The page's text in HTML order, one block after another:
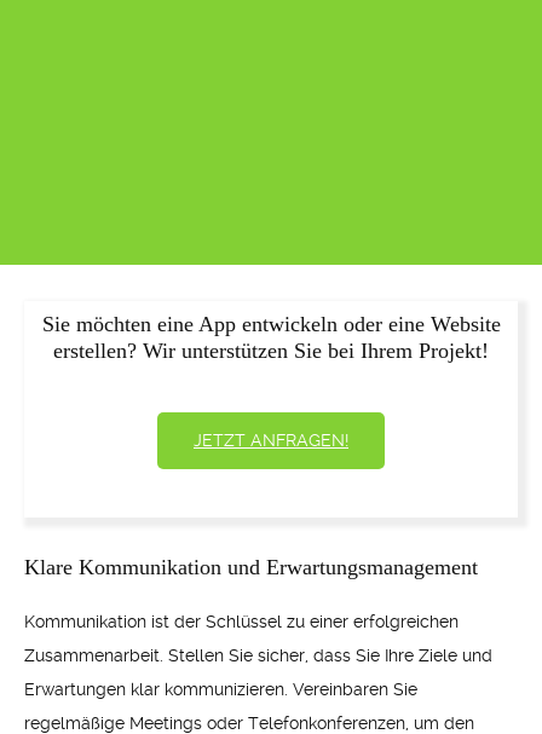
Sie möchten eine App entwickeln oder eine Website
erstellen? Wir unterstützen Sie bei Ihrem Projekt!
JETZT ANFRAGEN!
Klare Kommunikation und Erwartungsmanagement
Kommunikation ist der Schlüssel zu einer erfolgreichen
Zusammenarbeit. Stellen Sie sicher, dass Sie Ihre Ziele und
Erwartungen klar kommunizieren. Vereinbaren Sie
regelmäßige Meetings oder Telefonkonferenzen, um den